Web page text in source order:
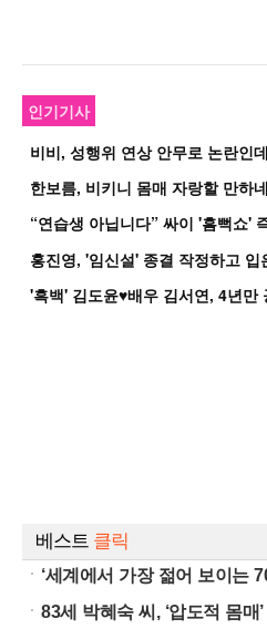
인기기사
한보름, 비키니 몸매 자랑할 만하